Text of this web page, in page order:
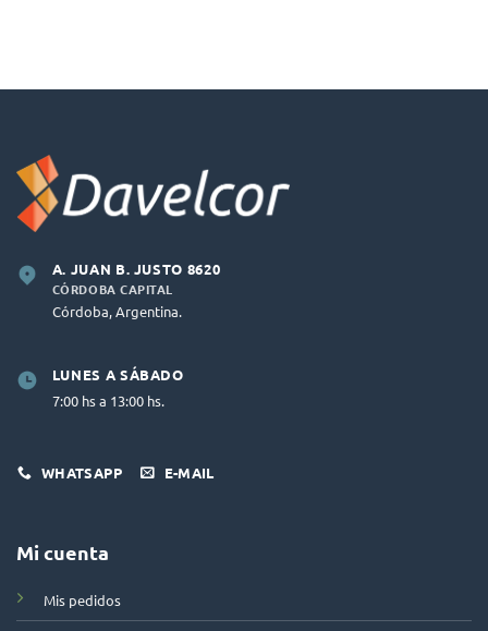
A. JUAN B. JUSTO 8620
CÓRDOBA CAPITAL
Córdoba, Argentina.
LUNES A SÁBADO
7:00 hs a 13:00 hs.
WHATSAPP E-MAIL
Mi cuenta
Mis pedidos